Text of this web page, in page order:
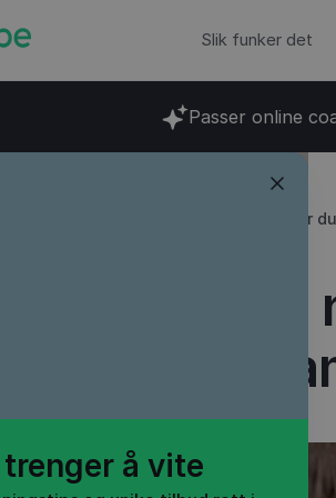
Slik funker det
Passer online
å vite
Slik går
Slik går
muskler